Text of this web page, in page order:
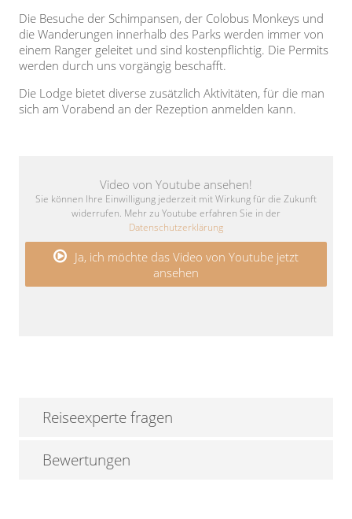
Die Besuche der Schimpansen, der Colobus Monkeys und
die Wanderungen innerhalb des Parks werden immer von
einem Ranger geleitet und sind kostenpflichtig. Die Permits
werden durch uns vorgängig beschafft.
Die Lodge bietet diverse zusätzlich Aktivitäten, für die man
sich am Vorabend an der Rezeption anmelden kann.
Video von Youtube ansehen!
Sie können Ihre Einwilligung jederzeit mit Wirkung für die Zukunft
widerrufen. Mehr zu Youtube erfahren Sie in der
Datenschutzerklärung
Ja, ich möchte das Video von Youtube jetzt
ansehen
Reiseexperte fragen
Bewertungen